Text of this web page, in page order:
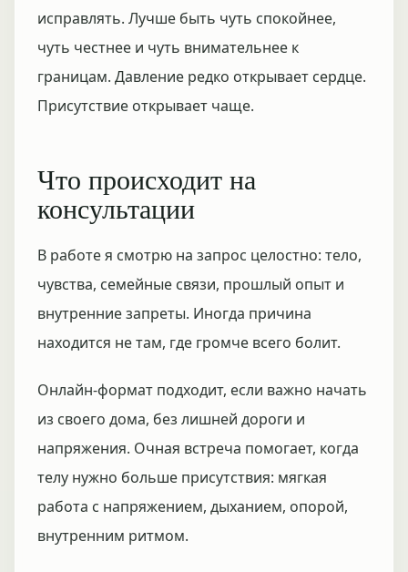
исправлять. Лучше быть чуть спокойнее,
чуть честнее и чуть внимательнее к
границам. Давление редко открывает сердце.
Присутствие открывает чаще.
Что происходит на
консультации
В работе я смотрю на запрос целостно: тело,
чувства, семейные связи, прошлый опыт и
внутренние запреты. Иногда причина
находится не там, где громче всего болит.
Онлайн-формат подходит, если важно начать
из своего дома, без лишней дороги и
напряжения. Очная встреча помогает, когда
телу нужно больше присутствия: мягкая
работа с напряжением, дыханием, опорой,
внутренним ритмом.